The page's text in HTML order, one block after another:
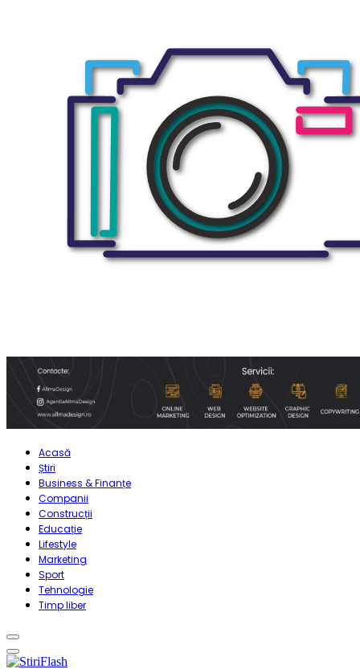
Acasă
Știri
Business & Finanțe
Companii
Construcții
Educație
Lifestyle
Marketing
Sport
Tehnologie
Timp liber